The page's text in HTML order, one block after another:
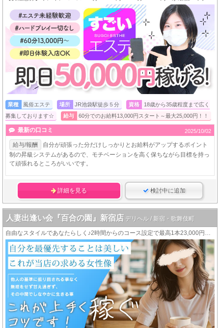
業種 風俗エステ 場所 JR池袋駅徒歩５分 資格
18歳から35歳程度まで広く
募集しております☆
給与 60分でのお給料13,000円スタート～最大25,000円！！
最新の口コミ 2025/10/02
給与/報酬
自分が頑張った分だけしっかりとお給料がアップするポイント
制の昇級システムがあるので、モチベーションを高く保ちながら目標を持っ
て頑張れるところがいいです。
詳細を見る 検討中に追加
人妻出逢い会『百合の園』新宿店 デリヘル / 新宿・歌舞伎町
自由なスタイルであなたらしく♪2時間からのコース設定で最高1本23,000円＋α！！